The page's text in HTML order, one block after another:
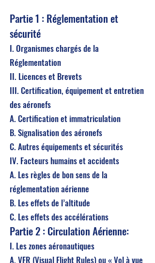
Partie 1 : Réglementation et
sécurité
I. Organismes chargés de la
Réglementation
II. Licences et Brevets
III. Certification, équipement et entretien
des aéronefs
A. Certification et immatriculation
B. Signalisation des aéronefs
C. Autres équipements et sécurités
IV. Facteurs humains et accidents
A. Les règles de bon sens de la
réglementation aérienne
B. Les effets de l’altitude
C. Les effets des accélérations
Partie 2 : Circulation Aérienne:
I. Les zones aéronautiques
A. VFR (Visual Flight Rules) ou « Vol à vue